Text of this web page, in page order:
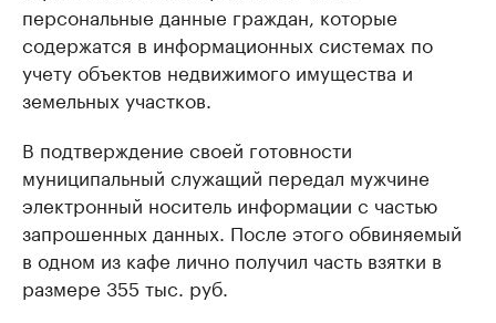
персональные данные граждан, которые
содержатся в информационных системах по
учету объектов недвижимого имущества и
земельных участков.
В подтверждение своей готовности
муниципальный служащий передал мужчине
электронный носитель информации с частью
запрошенных данных. После этого обвиняемый
в одном из кафе лично получил часть взятки в
размере 355 тыс. руб.